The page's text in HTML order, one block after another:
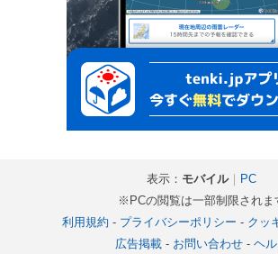
表示： モバイル｜ PC
※PCの閲覧は一部制限されま
利用規約 - プライバシーポリシー - クッ
広告掲載- お問い合わせ- ヘ